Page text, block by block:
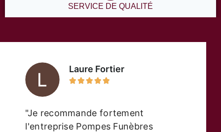
SERVICE DE QUALITÉ
Laure Fortier
    
"Je recommande fortement
l'entreprise Pompes Funèbres